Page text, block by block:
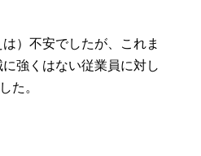
）不安でしたが、これま
強くはない従業員に対し
た。